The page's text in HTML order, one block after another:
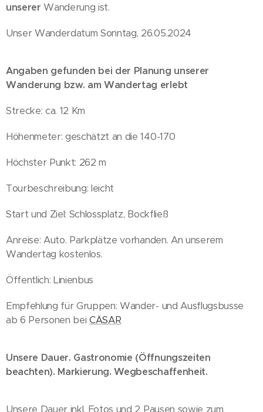
unserer Wanderung ist.
Unser Wanderdatum Sonntag, 26.05.2024
Angaben gefunden bei der Planung unserer
Wanderung bzw. am Wandertag erlebt
Strecke: ca. 12 Km
Höhenmeter: geschätzt an die 140-170
Höchster Punkt: 262 m
Tourbeschreibung: leicht
Start und Ziel: Schlossplatz, Bockfließ
Anreise: Auto. Parkplätze vorhanden. An unserem
Wandertag kostenlos.
Öffentlich: Linienbus
Empfehlung für Gruppen: Wander- und Ausflugsbusse
ab 6 Personen beiCÄSAR
Unsere Dauer. Gastronomie (Öffnungszeiten
beachten). Markierung. Wegbeschaffenheit.
Unsere Dauer inkl. Fotos und 2 Pausen sowie zum